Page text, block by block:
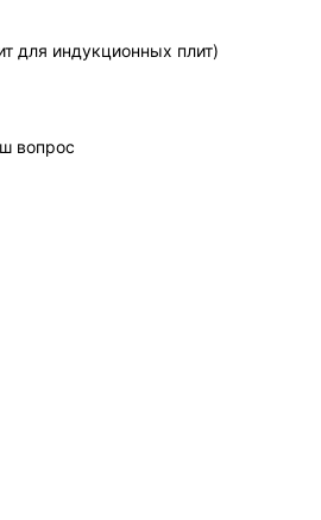
для индукционных плит)
вопрос